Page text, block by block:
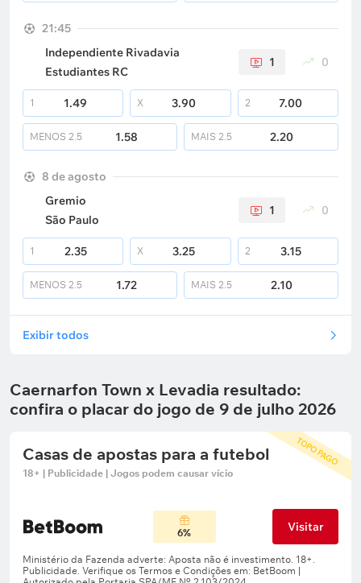
21:45
Independiente Rivadavia
Estudiantes RC
1 0
1 1.49 X 3.90 2 7.00
MENOS 2.5 1.58 MAIS 2.5 2.20
8 de agosto
Gremio
São Paulo
1 0
1 2.35 X 3.25 2 3.15
MENOS 2.5 1.72 MAIS 2.5 2.10
Exibir todos
Caernarfon Town x Levadia resultado:
confira o placar do jogo de 9 de julho 2026
TOPO PAGO
Casas de apostas para a futebol
18+ | Publicidade | Jogos podem causar vício
6% Visitar